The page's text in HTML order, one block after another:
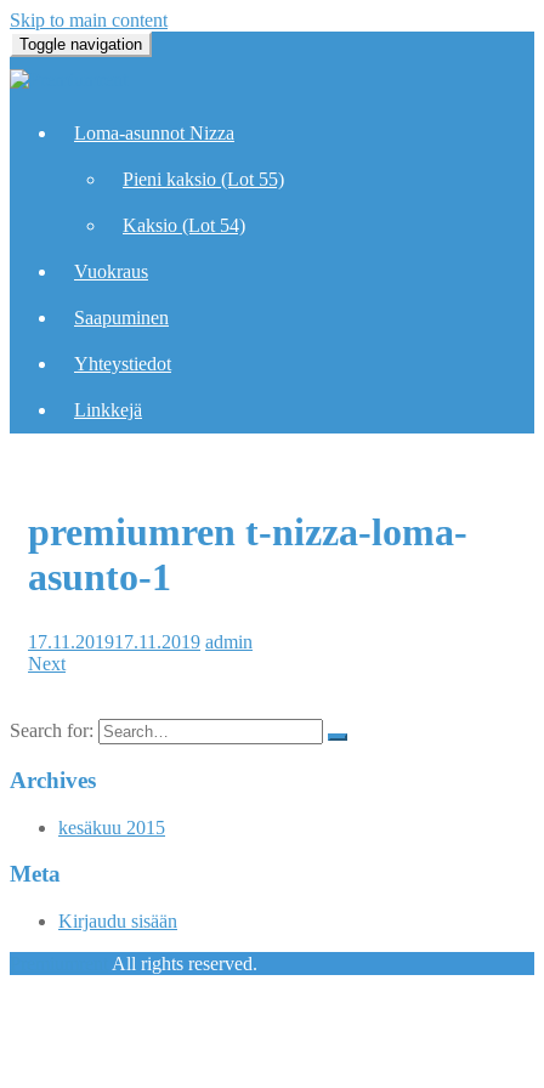
Skip to main content
Toggle navigation
Loma-asunnot Nizza
Pieni kaksio (Lot 55)
Kaksio (Lot 54)
Vuokraus
Saapuminen
Yhteystiedot
Linkkejä
premiumren t-nizza-loma-
asunto-1
17.11.201917.11.2019 admin
Next
Search for:
Archives
kesäkuu 2015
Meta
Kirjaudu sisään
All rights reserved.